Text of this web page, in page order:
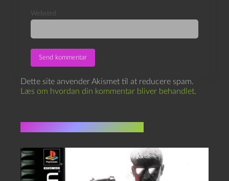
Websted
Dette site anvender Akismet til at reducere spam.
Læs om hvordan din kommentar bliver behandlet.